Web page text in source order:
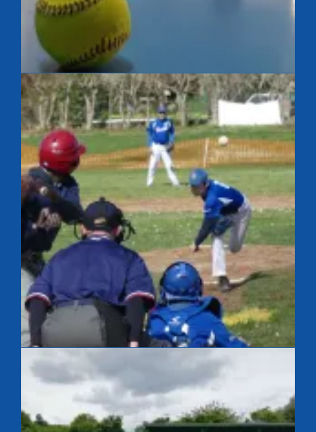
Baseball en salle